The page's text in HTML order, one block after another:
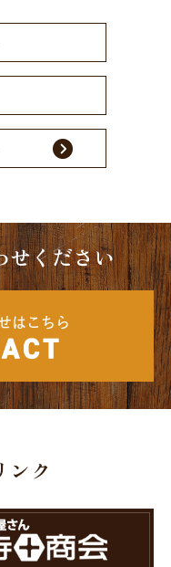
せください
はこちら
ンク